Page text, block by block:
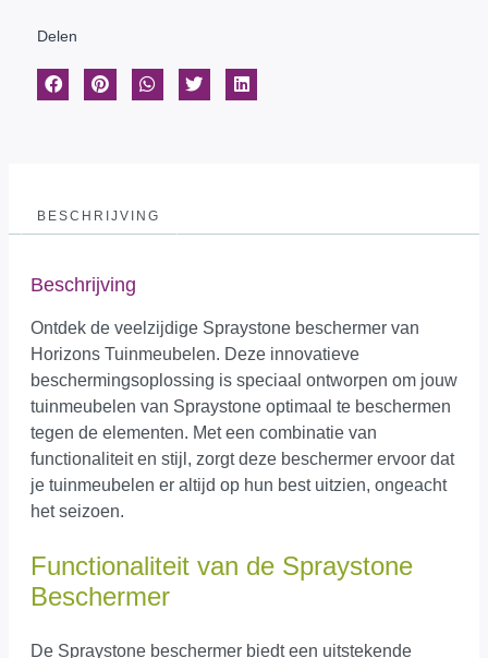
Delen
BESCHRIJVING
Beschrijving
Ontdek de veelzijdige Spraystone beschermer van
Horizons Tuinmeubelen. Deze innovatieve
beschermingsoplossing is speciaal ontworpen om jouw
tuinmeubelen van Spraystone optimaal te beschermen
tegen de elementen. Met een combinatie van
functionaliteit en stijl, zorgt deze beschermer ervoor dat
je tuinmeubelen er altijd op hun best uitzien, ongeacht
het seizoen.
Functionaliteit van de Spraystone
Beschermer
De Spraystone beschermer biedt een uitstekende